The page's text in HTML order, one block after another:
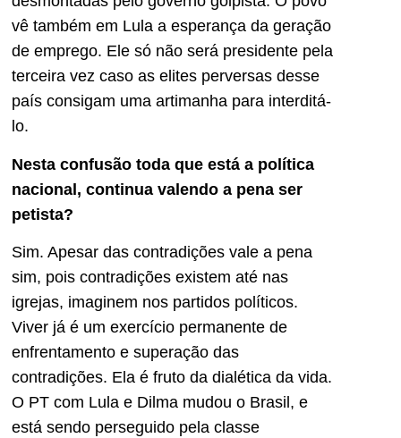
vê também em Lula a esperança da geração
de emprego. Ele só não será presidente pela
terceira vez caso as elites perversas desse
país consigam uma artimanha para interditá-
lo.
Nesta confusão toda que está a política
nacional, continua valendo a pena ser
petista?
Sim. Apesar das contradições vale a pena
sim, pois contradições existem até nas
igrejas, imaginem nos partidos políticos.
Viver já é um exercício permanente de
enfrentamento e superação das
contradições. Ela é fruto da dialética da vida.
O PT com Lula e Dilma mudou o Brasil, e
está sendo perseguido pela classe